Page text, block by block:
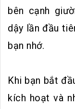
bên cạnh
dậy lần đầu
bạn nhớ.
Khi bạn bắt
kích hoạt và